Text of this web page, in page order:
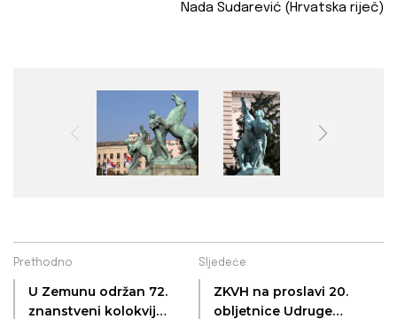
Nada Sudarević (Hrvatska riječ)
Prethodno
U Zemunu održan 72.
znanstveni kolokvij
Sljedeće
ZKVH na proslavi 20.
obljetnice Udruge